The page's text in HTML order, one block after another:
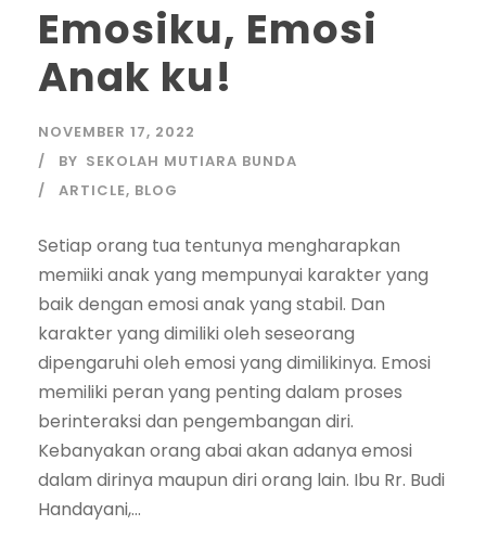
Emosiku, Emosi
Anak ku!
NOVEMBER 17, 2022
BY SEKOLAH MUTIARA BUNDA
ARTICLE, BLOG
Setiap orang tua tentunya mengharapkan
memiiki anak yang mempunyai karakter yang
baik dengan emosi anak yang stabil. Dan
karakter yang dimiliki oleh seseorang
dipengaruhi oleh emosi yang dimilikinya. Emosi
memiliki peran yang penting dalam proses
berinteraksi dan pengembangan diri.
Kebanyakan orang abai akan adanya emosi
dalam dirinya maupun diri orang lain. Ibu Rr. Budi
Handayani,...